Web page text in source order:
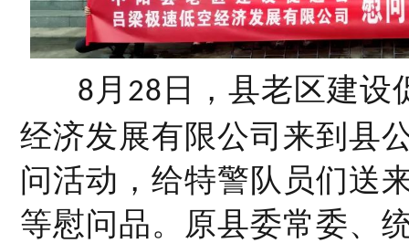
8 月 28 日，县老区建设
经济发展有限公司来到县
问活动，给特警队员们送
等慰问品。原县委常委、